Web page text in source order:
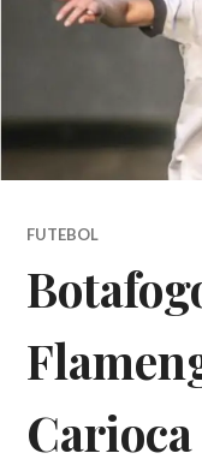
FUTEBOL